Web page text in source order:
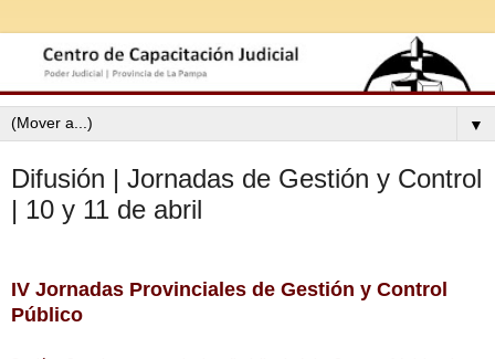
▼
Difusión | Jornadas de Gestión y Control
| 10 y 11 de abril
IV Jornadas Provinciales de Gestión y Control
Público